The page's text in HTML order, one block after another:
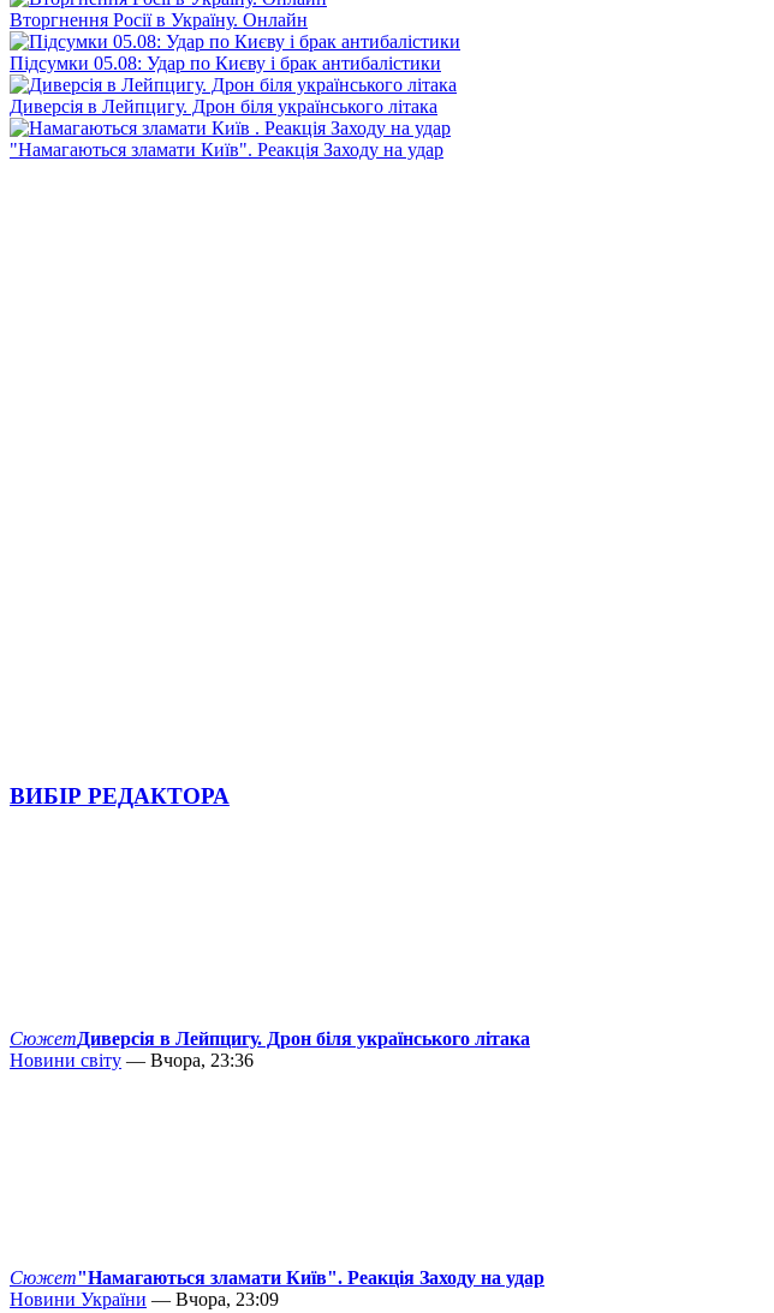
Вторгнення Росії в Україну. Онлайн
Підсумки 05.08: Удар по Києву і брак антибалістики
Диверсія в Лейпцигу. Дрон біля українського літака
"Намагаються зламати Київ". Реакція Заходу на удар
ВИБІР РЕДАКТОРА
СюжетДиверсія в Лейпцигу. Дрон біля українського літака
Новини світу — Вчора, 23:36
Сюжет"Намагаються зламати Київ". Реакція Заходу на удар
Новини України — Вчора, 23:09